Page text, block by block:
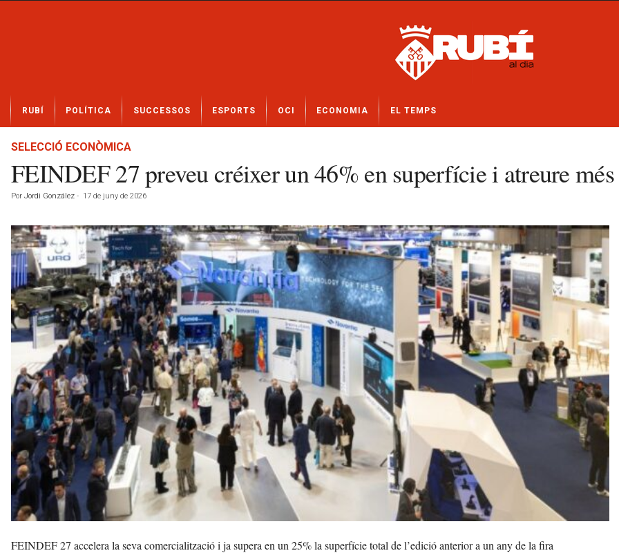
t
RUBÍ POLÍTICA SUCCESSOS ESPORTS OCI ECONOMIA EL TEMPS
SELECCIÓ ECONÒMICA
FEINDEF 27 preveu créixer un 46% en superfície i atreure
Por Jordi González - 17 de juny de 2026
FEINDEF 27 accelera la seva comercialització i ja supera en un 25% la superfície total de l’edició anterior a un any de la fira